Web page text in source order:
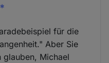
für die
Aber Sie
glauben, Michael